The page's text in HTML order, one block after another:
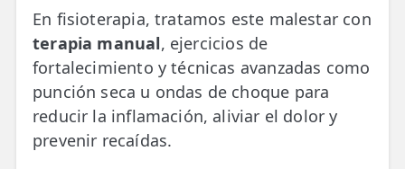
UBICACIONES
🔍 Buscador Clínicas
📍 Barrio del Pilar
📍 Chamberí - Centro
En fisioterapia, tratamos este malestar con
terapia manual, ejercicios de
fortalecimiento y técnicas avanzadas como
punción seca u ondas de choque para
reducir la inflamación, aliviar el dolor y
prevenir recaídas.